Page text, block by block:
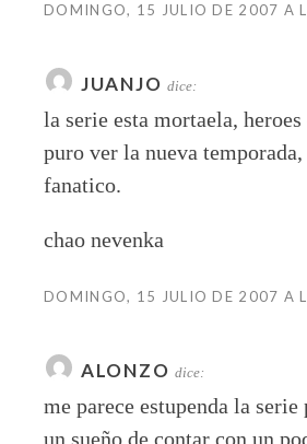
DOMINGO, 15 JULIO DE 2007 A
JUANJO dice:
la serie esta mortaela,
puro ver la nueva
fanatico.
chao nevenka
DOMINGO, 15 JULIO DE 2007 A
ALONZO dice:
me parece estupenda la
un sueño de contar con un